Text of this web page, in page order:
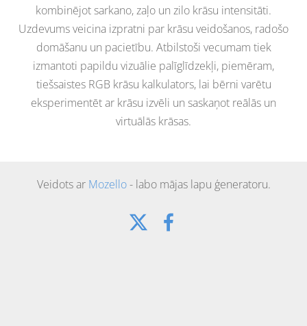
kombinējot sarkano, zaļo un zilo krāsu intensitāti.
Uzdevums veicina izpratni par krāsu veidošanos, radošo
domāšanu un pacietību. Atbilstoši vecumam tiek
izmantoti papildu vizuālie palīglīdzekļi, piemēram,
tiešsaistes RGB krāsu kalkulators, lai bērni varētu
eksperimentēt ar krāsu izvēli un saskaņot reālās un
virtuālās krāsas.
Veidots ar Mozello- labo mājas lapu ģeneratoru.